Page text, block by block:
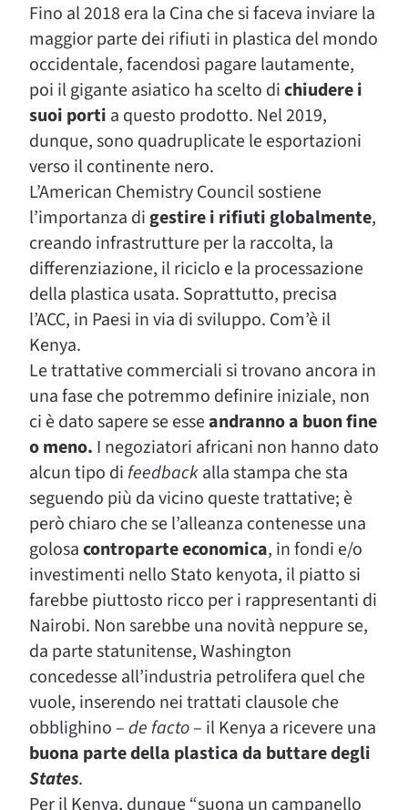
Fino al 2018 era la Cina che si faceva inviare la
maggior parte dei rifiuti in plastica del mondo
occidentale, facendosi pagare lautamente,
poi il gigante asiatico ha scelto dichiudere i
suoi porti a questo prodotto. Nel 2019,
dunque, sono quadruplicate le esportazioni
verso il continente nero.
L’American Chemistry Council sostiene
l’importanza digestire i rifiuti globalmente,
creando infrastrutture per la raccolta, la
differenziazione, il riciclo e la processazione
della plastica usata. Soprattutto, precisa
l’ACC, in Paesi in via di sviluppo. Com’è il
Kenya.
Le trattative commerciali si trovano ancora in
una fase che potremmo definire iniziale, non
ci è dato sapere se esseandranno a buon fine
o meno. I negoziatori africani non hanno dato
alcun tipo di feedbackalla stampa che sta
seguendo più da vicino queste trattative; è
però chiaro che se l’alleanza contenesse una
golosacontroparte economica, in fondi e/o
investimenti nello Stato kenyota, il piatto si
farebbe piuttosto ricco per i rappresentanti di
Nairobi. Non sarebbe una novità neppure se,
da parte statunitense, Washington
concedesse all’industria petrolifera quel che
vuole, inserendo nei trattati clausole che
obblighino –de facto– il Kenya a ricevere una
buona parte della plastica da buttare degli
States.
Per il Kenya, dunque “suona un campanello